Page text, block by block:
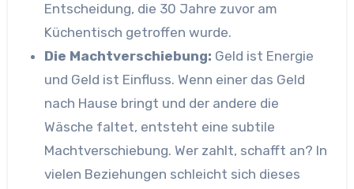
Entscheidung, die 30 Jahre zuvor am
Küchentisch getroffen wurde.
Die Machtverschiebung: Geld ist Energie
und Geld ist Einfluss. Wenn einer das Geld
nach Hause bringt und der andere die
Wäsche faltet, entsteht eine subtile
Machtverschiebung. Wer zahlt, schafft an? In
vielen Beziehungen schleicht sich dieses